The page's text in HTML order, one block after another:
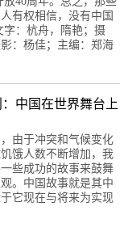
有权相信，没有中国
：杭舟，隋艳；摄
：杨佳；主编：郑海
：中国在世界舞台上
由于冲突和气候变化
饿人数不断增加，我
些成功的故事来鼓舞
。中国故事就是其中
它现在与将来为实现